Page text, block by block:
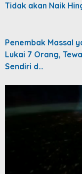
Tidak akan Naik
Penembak Massal
Lukai 7 Orang,
Sendiri d…